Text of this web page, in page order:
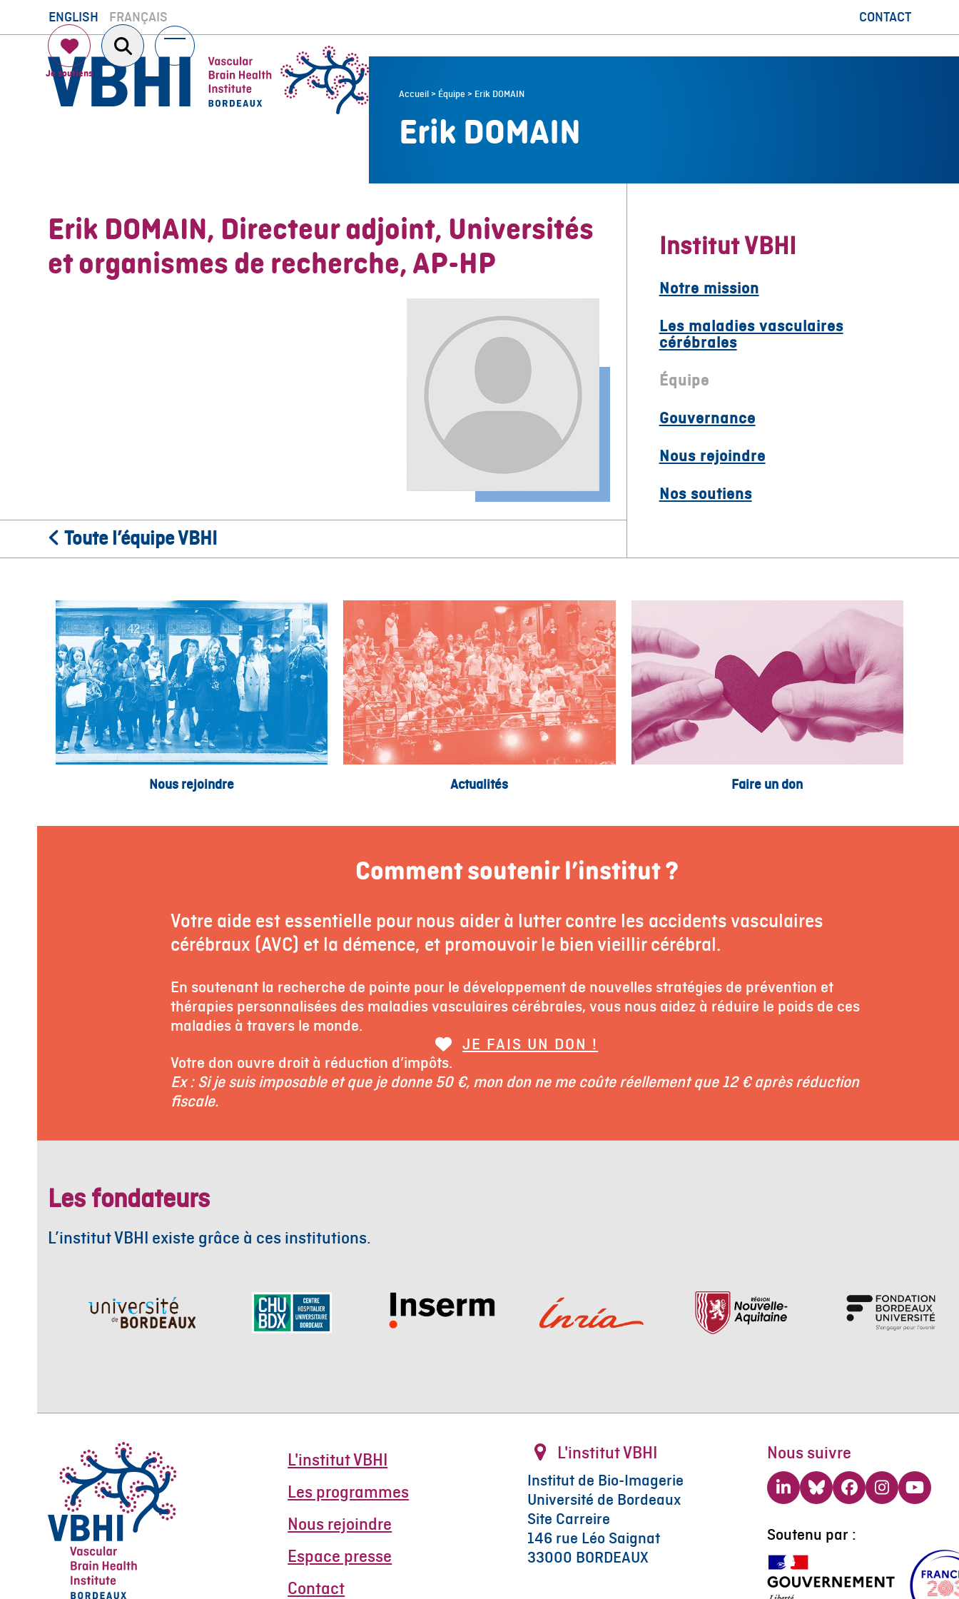
content
ENGLISH FRANÇAIS CONTACT
Open
Close
Erik DOMAIN
Accueil> Équipe > Erik DOMAIN
Erik DOMAIN, Directeur adjoint, Universités
et organismes de recherche, AP-HP
Toute l’équipe VBHI
Institut VBHI
Notre mission
Les maladies vasculaires
cérébrales
Équipe
Gouvernance
Nous rejoindre
Nos soutiens
Nous rejoindre Actualités Faire un don
Comment soutenir l’institut ?
Votre aide est essentielle pour nous aider à lutter contre les accidents vasculaires
cérébraux (AVC) et la démence, et promouvoir le bien vieillir cérébral.
En soutenant la recherche de pointe pour le développement de nouvelles stratégies de prévention et
thérapies personnalisées des maladies vasculaires cérébrales, vous nous aidez à réduire le poids de ces
maladies à travers le monde.
JE FAIS UN DON !
Votre don ouvre droit à réduction d’impôts.
Ex : Si je suis imposable et que je donne 50 €, mon don ne me coûte réellement que 12 € après réduction
fiscale.
Les fondateurs
L’institut VBHI existe grâce à ces institutions.
L'institut VBHI
Les programmes
Nous rejoindre
Espace presse
Contact
L'institut VBHI
Institut de Bio-Imagerie
Université de Bordeaux
Site Carreire
146 rue Léo Saignat
33000 BORDEAUX
Nous suivre
LinkedInBlueskyFacebook
Instagram
Soutenu par :